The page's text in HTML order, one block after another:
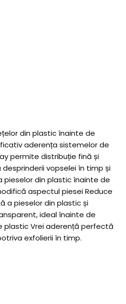
din plastic înainte de
aderența sistemelor de
permite distribuție fină și
vopselei în timp și
din plastic înainte de
aspectul piesei Reduce
a pieselor din plastic și
ideal înainte de
plastic Vrei aderență perfectă
exfolierii în timp.